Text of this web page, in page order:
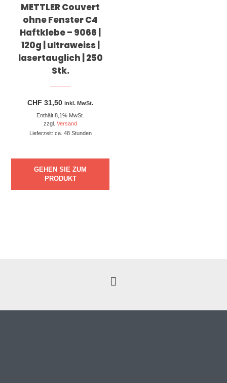
METTLER Couvert
ohne Fenster C4
Haftklebe – 9066 |
120g | ultraweiss |
lasertauglich | 250
Stk.
CHF 31,50 inkl. MwSt.
Enthält 8,1% MwSt.
zzgl.Versand
Lieferzeit: ca. 48 Stunden
GEHEN SIE ZUM
PRODUKT